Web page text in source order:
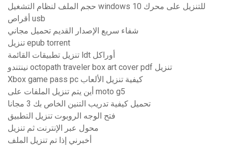
حجم الملف لنظام التشغيل windows 10 للتنزيل على محرك
أقراص usb
شفاء سريع الإصدار القديم تحميل مجاني
تنزيل epub torrent
تنزيل تطبيقات القائمة ldt أوراكل
نينتندو octopath traveler box art cover pdf تنزيل
Xbox game pass pc كيفية تنزيل الألعاب
أين يتم تنزيل الملفات على moto g5
تحميل كيفية تدريب التنين الخاص بك 3 مجانا
فتح الوجه الروبوت تنزيل التطبيق
محول عبر الإنترنت ثم تنزيل
أخبرني إذا تم تنزيل الملف